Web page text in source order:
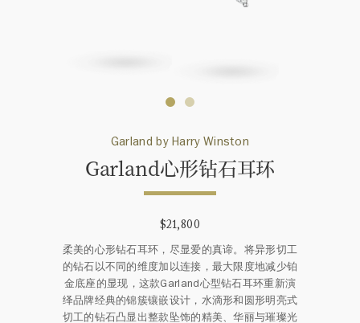
Garland by Harry Winston
Garland心形钻石耳环
$21,800
柔美的心形钻石耳环，尽显爱的真谛。将异形切工
的钻石以不同的维度加以连接，最大限度地减少铂
金底座的显现，这款Garland心型钻石耳环重新演
绎品牌经典的锦簇镶嵌设计，水滴形和圆形明亮式
切工的钻石凸显出整款坠饰的精美、华丽与璀璨光